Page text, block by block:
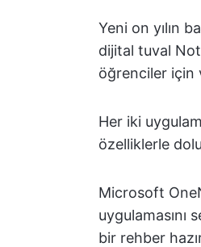
Yeni on yılın
dijital tuval
öğrenciler için
Her iki
özelliklerle
Microsoft
uygulamasını
bir rehber